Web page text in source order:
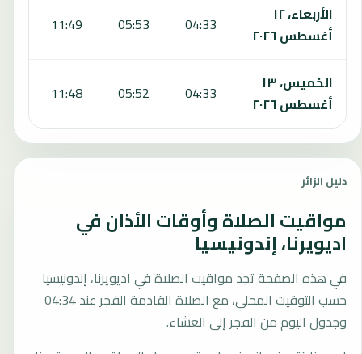
الأربعاء، ١٢
أغسطس ٢٠٢٦
04:33
05:53
11:49
الخميس، ١٣
أغسطس ٢٠٢٦
04:33
05:52
11:48
دليل الزائر
مواقيت الصلاة وأوقات الأذان في
اديويرنا، إندونيسيا
في هذه الصفحة تجد مواقيت الصلاة في اديويرنا، إندونيسيا
حسب التوقيت المحلي، مع الصلاة القادمة الفجر عند 04:34
وجدول اليوم من الفجر إلى العشاء.